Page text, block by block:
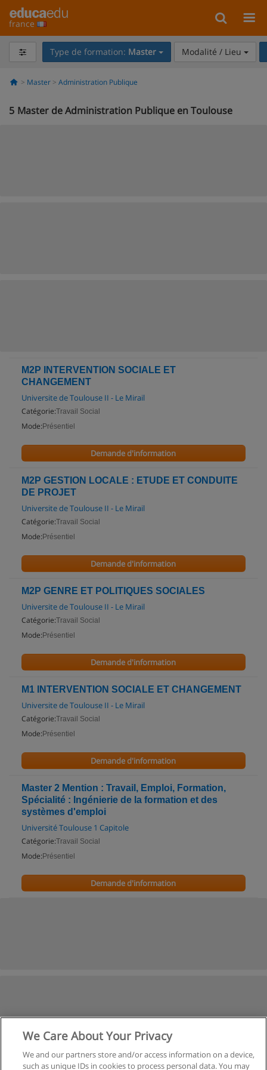
france
Type de formation: Master Modalité / Lieu
Master Administration Publique
5 Master de Administration Publique en Toulouse
M2P INTERVENTION SOCIALE ET
CHANGEMENT
Universite de Toulouse II - Le Mirail
Catégorie:Travail Social
Mode: Présentiel
Demande d'information
M2P GESTION LOCALE : ETUDE ET CONDUITE
DE PROJET
Universite de Toulouse II - Le Mirail
Catégorie:Travail Social
Mode: Présentiel
Demande d'information
M2P GENRE ET POLITIQUES SOCIALES
Universite de Toulouse II - Le Mirail
Catégorie:Travail Social
Mode: Présentiel
Demande d'information
M1 INTERVENTION SOCIALE ET CHANGEMENT
Universite de Toulouse II - Le Mirail
Catégorie:Travail Social
Mode: Présentiel
Demande d'information
Master 2 Mention : Travail, Emploi, Formation,
Spécialité : Ingénierie de la formation et des
systèmes d'emploi
Université Toulouse 1 Capitole
Catégorie:Travail Social
Mode: Présentiel
Demande d'information
We Care About Your Privacy
We and our partners store and/or access information on a device,
such as unique IDs in cookies to process personal data. You may